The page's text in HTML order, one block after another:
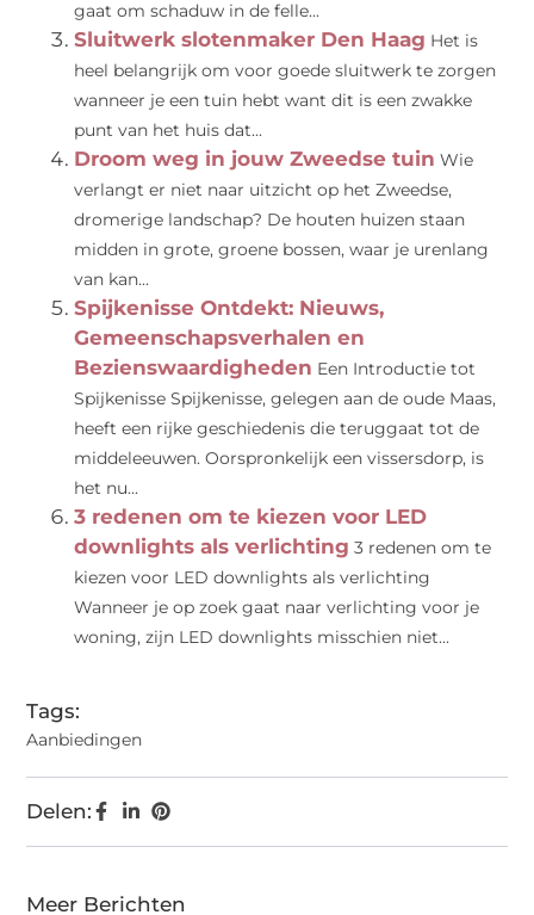
gaat om schaduw in de felle...
Sluitwerk slotenmaker Den Haag Het is
heel belangrijk om voor goede sluitwerk te zorgen
wanneer je een tuin hebt want dit is een zwakke
punt van het huis dat...
Droom weg in jouw Zweedse tuin Wie
verlangt er niet naar uitzicht op het Zweedse,
dromerige landschap? De houten huizen staan
midden in grote, groene bossen, waar je urenlang
van kan...
Spijkenisse Ontdekt: Nieuws,
Gemeenschapsverhalen en
Bezienswaardigheden Een Introductie tot
Spijkenisse Spijkenisse, gelegen aan de oude Maas,
heeft een rijke geschiedenis die teruggaat tot de
middeleeuwen. Oorspronkelijk een vissersdorp, is
het nu...
3 redenen om te kiezen voor LED
downlights als verlichting 3 redenen om te
kiezen voor LED downlights als verlichting
Wanneer je op zoek gaat naar verlichting voor je
woning, zijn LED downlights misschien niet...
Tags:
Aanbiedingen
Delen:
Meer Berichten